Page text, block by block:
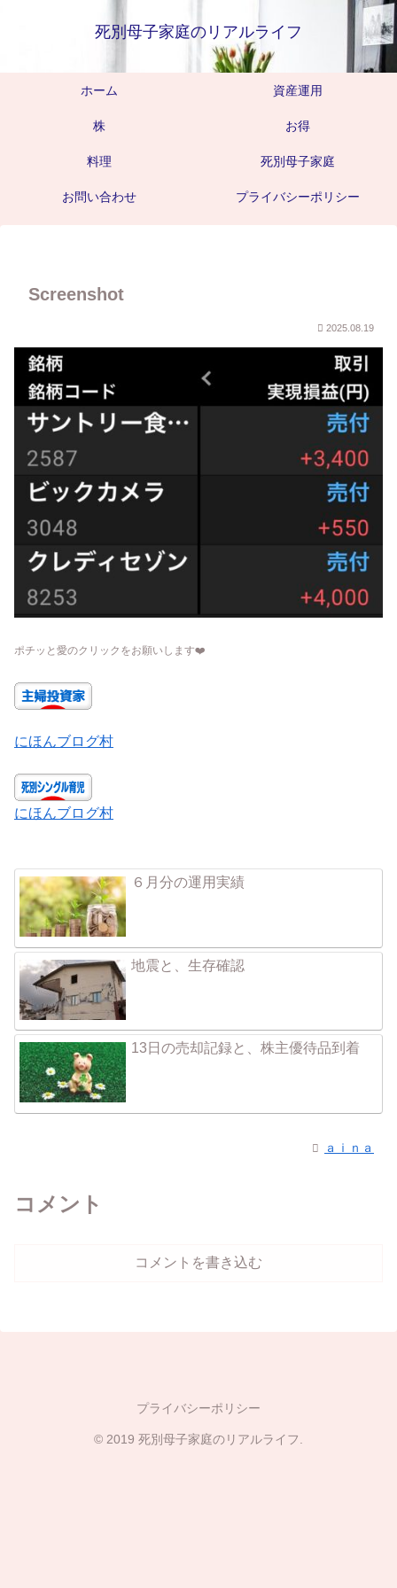
死別母子家庭のリアルライフ
ホーム 資産運用
株 お得
料理 死別母子家庭
お問い合わせ プライバシーポリシー
Screenshot
2025.08.19
ポチッと愛のクリックをお願いします❤️
にほんブログ村
にほんブログ村
６月分の運用実績
地震と、生存確認
13日の売却記録と、株主優待品到着
ａｉｎａ
コメント
コメントを書き込む
プライバシーポリシー
© 2019 死別母子家庭のリアルライフ.